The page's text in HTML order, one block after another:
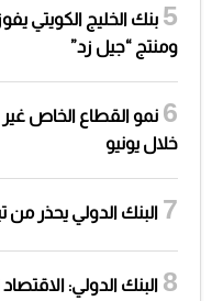
بنك الخليج الكويتي
ومنتج “جيل زد”
نمو القطاع الخاص
خلال يونيو
البنك الدولي يحذر من